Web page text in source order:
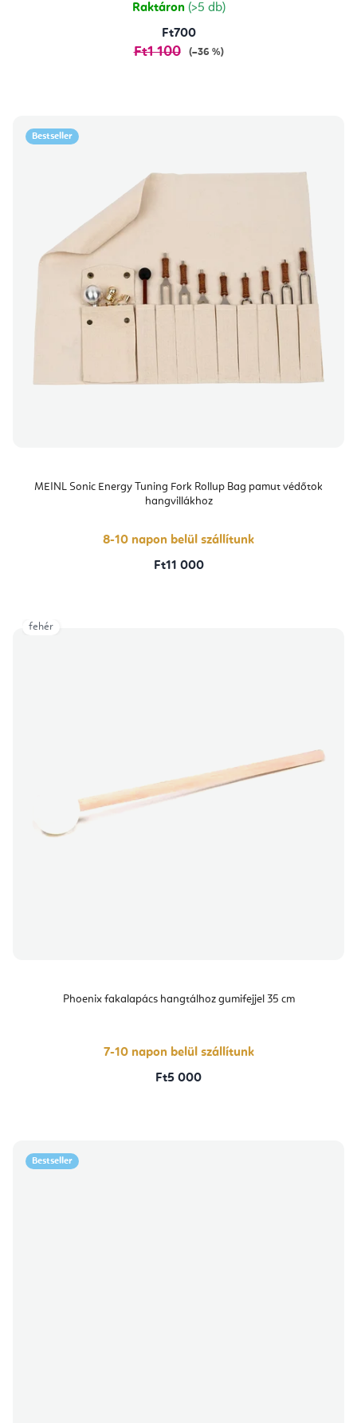
Raktáron (>5 db)
Ft700
Ft1 100 (–36 %)
Bestseller
MEINL Sonic Energy Tuning Fork Rollup Bag pamut védőtok
hangvillákhoz
8-10 napon belül szállítunk
Ft11 000
Phoenix fakalapács hangtálhoz gumifejjel 35 cm
7-10 napon belül szállítunk
Ft5 000
fehér
Bestseller